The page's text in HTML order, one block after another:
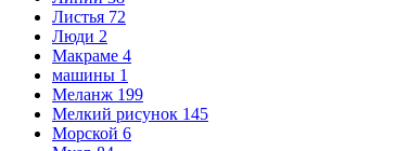
Листья 72
Люди 2
Макраме 4
машины 1
Меланж 199
Мелкий рисунок 145
Морской 6